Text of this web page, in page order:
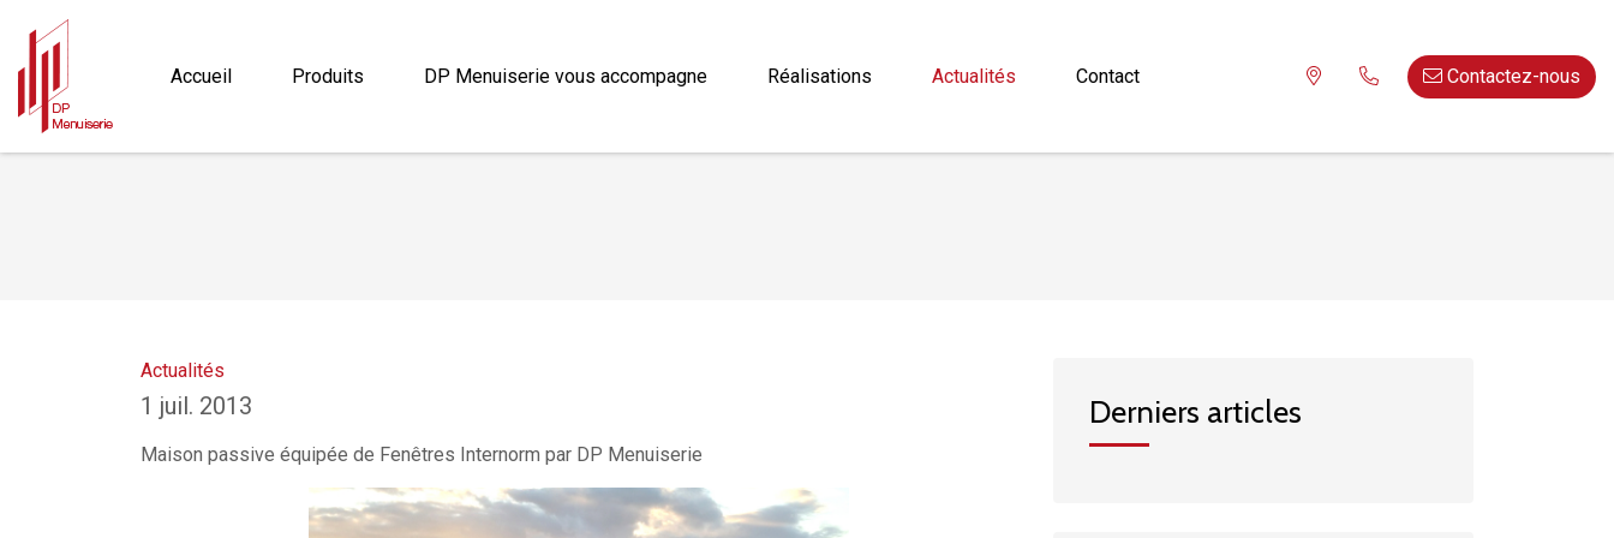
Accueil Produits DP Menuiserie vous accompagne Réalisations Actualités Contact Contactez-nous
Actualités
1 juil. 2013
Maison passive équipée de Fenêtres Internorm par DP Menuiserie
Derniers articles